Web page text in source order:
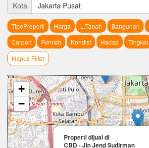
Kota Jakarta Pusat
TipeProperti Harga L.Tanah Bangunan
Carport
Furnish Kondisi Hadap Tingkat
Hapus Filter
Properti dijual di
CBD - Jln Jend Sudirman
+
−